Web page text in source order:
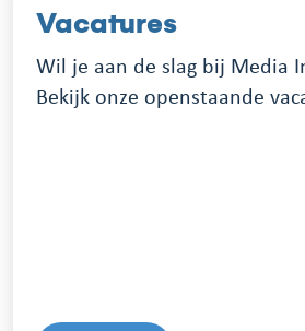
Vacatures
Wil je aan de slag bij Media
Bekijk onze openstaande